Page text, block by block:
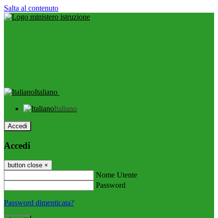
Salta al contenuto
Italiano
Italiano
Accedi
Accedi
button close ×
Nome Utente
Password
Password dimenticata?